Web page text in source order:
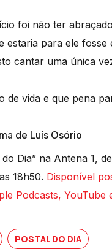
foi não ter
estaria para ele fosse
cantar uma única
de vida e que pena
de Luís Osório
Dia” na Antena 1,
18h50. Disponível
Podcasts, YouTube
POSTAL DO DIA